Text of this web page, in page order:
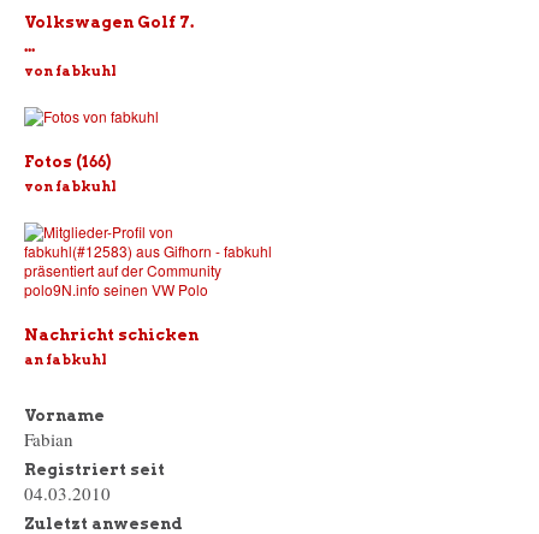
Volkswagen Golf 7.
...
von fabkuhl
Fotos (166)
von fabkuhl
Nachricht schicken
an fabkuhl
Vorname
Fabian
Registriert seit
04.03.2010
Zuletzt anwesend